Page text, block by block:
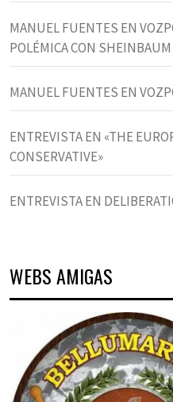
MANUEL FUENTES EN
POLÉMICA CON SHEINBAUM
MANUEL FUENTES EN
ENTREVISTA EN «THE
CONSERVATIVE»
ENTREVISTA EN
WEBS AMIGAS